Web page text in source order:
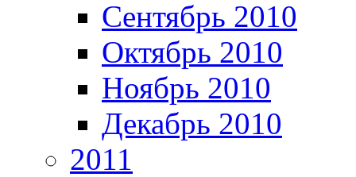
Сентябрь 2010
Октябрь 2010
Ноябрь 2010
Декабрь 2010
2011